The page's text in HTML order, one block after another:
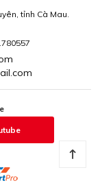
tỉnh Cà Mau.